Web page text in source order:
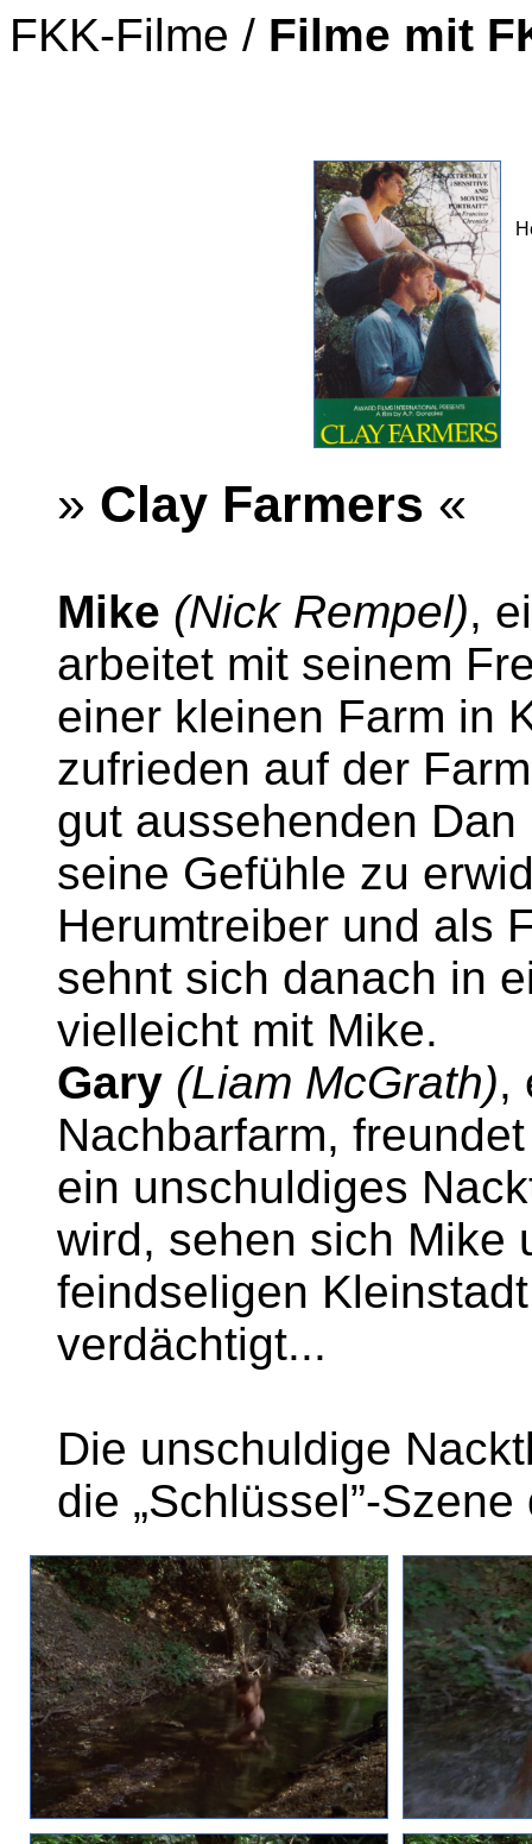
FKK-Filme / Filme mit
» Clay Farmers «
Mike (Nick Rempel),
arbeitet mit seinem
einer kleinen Farm in
zufrieden auf der
gut aussehenden
seine Gefühle zu
Herumtreiber und als
sehnt sich danach in
vielleicht mit Mike.
Gary (Liam McGrath),
Nachbarfarm,
ein unschuldiges
wird, sehen sich Mike
feindseligen
verdächtigt...
Die unschuldige
die „Schlüssel”-